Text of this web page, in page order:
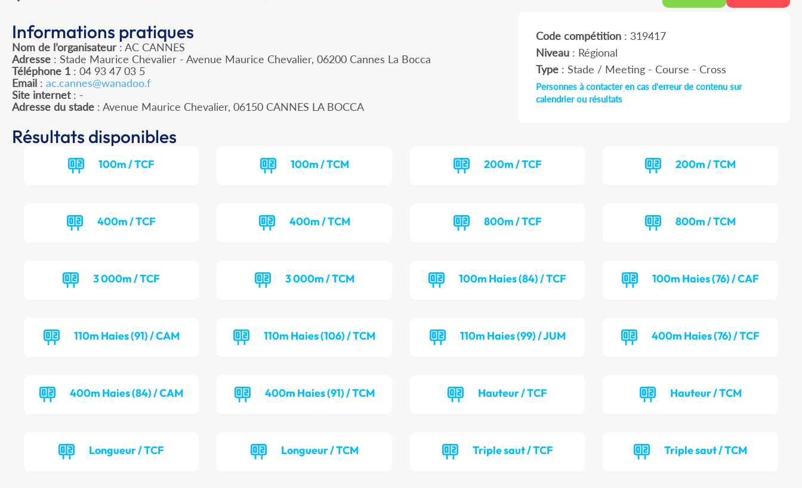
Informations pratiques
Nom de l’organisateur : AC CANNES
Adresse : Stade Maurice Chevalier - Avenue Maurice Chevalier, 06200 Cannes La Bocca
Téléphone 1 : 04 93 47 03 5
Email : ac.cannes@wanadoo.f
Site internet: -
Adresse du stade : Avenue Maurice Chevalier, 06150 CANNES LA BOCCA
Code compétition: 319417
Niveau: Régional
Type: Stade / Meeting - Course - Cross
Personnes à contacter en cas d'erreur de contenu sur
calendrier ou résultats
Résultats disponibles
100m / TCF 100m / TCM 200m / TCF 200m / TCM
400m / TCF 400m / TCM 800m / TCF 800m / TCM
3 000m / TCF 3 000m / TCM 100m Haies (84) / TCF 100m Haies (76) / CAF
110m Haies (91) / CAM 110m Haies (106) / TCM 110m Haies (99) / JUM 400m Haies (76) / TCF
400m Haies (84) / CAM 400m Haies (91) / TCM Hauteur / TCF Hauteur / TCM
Longueur / TCF Longueur / TCM Triple saut / TCF Triple saut / TCM